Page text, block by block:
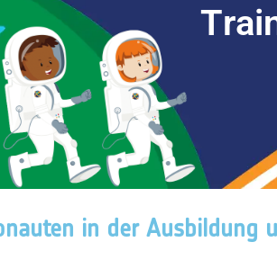
Trai
in der